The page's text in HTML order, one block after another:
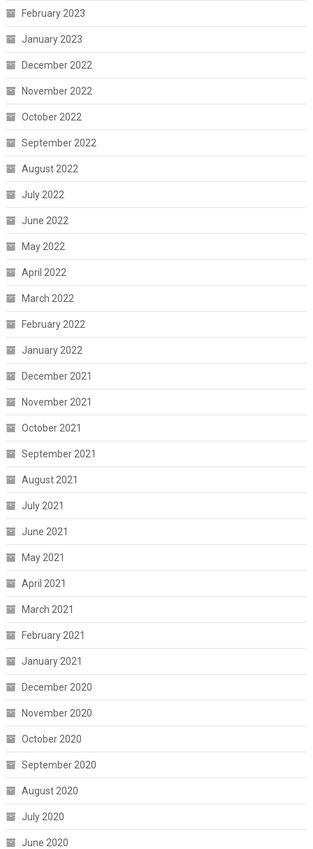
February 2023
January 2023
December 2022
November 2022
October 2022
September 2022
August 2022
July 2022
June 2022
May 2022
April 2022
March 2022
February 2022
January 2022
December 2021
November 2021
October 2021
September 2021
August 2021
July 2021
June 2021
May 2021
April 2021
March 2021
February 2021
January 2021
December 2020
November 2020
October 2020
September 2020
August 2020
July 2020
June 2020